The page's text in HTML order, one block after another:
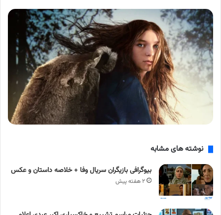
نوشته های مشابه
بیوگرافی بازیگران سریال وفا + خلاصه داستان و عکس
۲ هفته پیش